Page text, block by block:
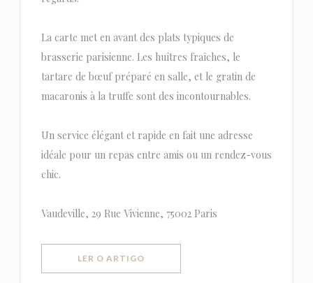
La carte met en avant des plats typiques de
brasserie parisienne. Les huîtres fraîches, le
tartare de bœuf préparé en salle, et le gratin de
macaronis à la truffe sont des incontournables.
Un service élégant et rapide en fait une adresse
idéale pour un repas entre amis ou un rendez-vous
chic.
Vaudeville, 29 Rue Vivienne, 75002 Paris
LER O ARTIGO((ABRE NUMA NOVA JANELA))